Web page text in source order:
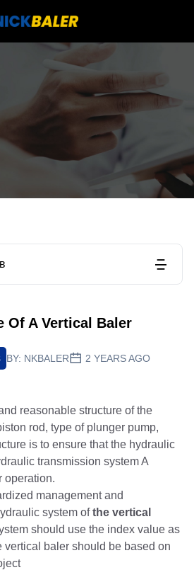
Of A Vertical Baler
BY: NKBALER 2 YEARS AGO
reasonable structure of the
rod, type of plunger pump,
is to ensure that the hydraulic
transmission system A
operation.
management and
system ofthe vertical
should use the index value as
vertical baler should be based on